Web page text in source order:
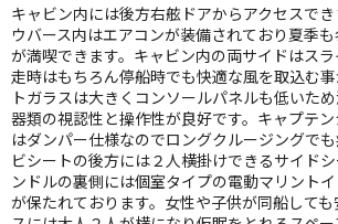
キャビン内には後方右舷ドアからアクセスで
ウバース内はエアコンが装備されており夏季
が満喫できます。キャビン内の両サイドはス
走時はもちろん停船時でも快適な風を取込む
トガラスは大きくコンソールパネルも低いた
器類の視認性と操作性が良好です。キャプテ
はダンパー仕様なのでロングクルージングで
ビシートの後方には２人横掛けできるサイド
ンドルの裏側には個室タイプの電動マリント
が保たれております。女性や子供が同船して